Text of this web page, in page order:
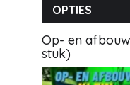
OPTIES
Op- en
stuk)